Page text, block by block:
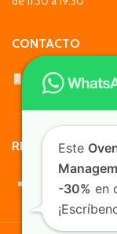
CONTACTO
WhatsApp: +569
REDES SOCIALES
Este
-30% en